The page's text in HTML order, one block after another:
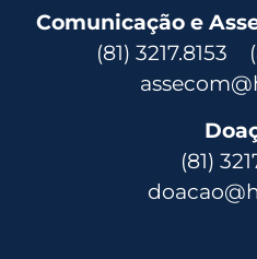
Comunicação e
(81) 3217.8153
(81)